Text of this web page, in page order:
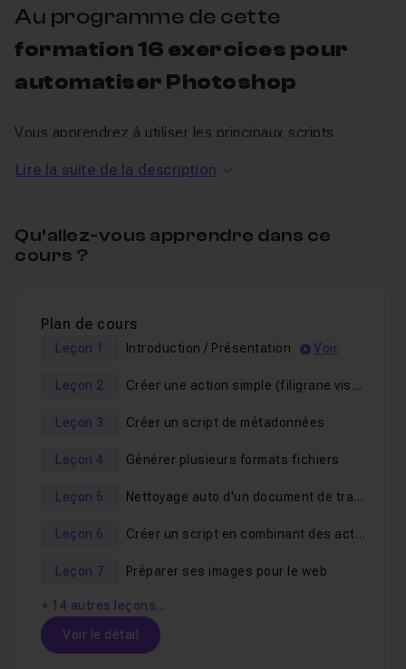
Au programme de cette
formation 16 exercices pour
automatiser Photoshop
Vous apprendrez à utiliser les principaux scripts
combiner plusieurs scripts
imagination sera votre seule limite en matière
d'automatisation du logiciel. Tous les fichiers de départ
cas concrets d'automatisation
abordés comprennent, entre autres :
L'ajout de filigranes et métadonnées (copyright, URL,
etc.) à une ou plusieurs images, de façon ponctuelle ou
de fichier.
La création automatique de plusieurs fichiers aux
Le nettoyage et la préparation de documents de
travail pour la publication web, l'impression ou divers
travaux sur Photoshop.
La création de panoramas automatisés à partir de
Lire la suite de la description
Qu’allez-vous apprendre dans ce
cours ?
Plan de cours
Leçon 1 Introduction / Présentation Voir
Leçon 2 Créer une action simple (filigrane visuel)
Leçon 3 Créer un script de métadonnées
Leçon 4 Générer plusieurs formats fichiers
Leçon 5 Nettoyage auto d'un document de travail
Leçon 6 Créer un script en combinant des actions existantes
Leçon 7 Préparer ses images pour le web
+ 14 autres leçons…
Voir le détail